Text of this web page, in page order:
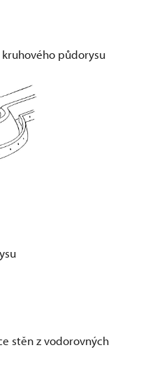
půdorysu
stěn z vodorovných